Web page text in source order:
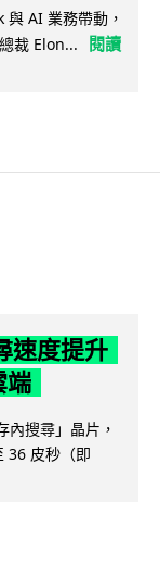
AI 業務帶動，
裁 Elon...
閱讀
速度提升
端
內搜尋」晶片，
36 皮秒（即